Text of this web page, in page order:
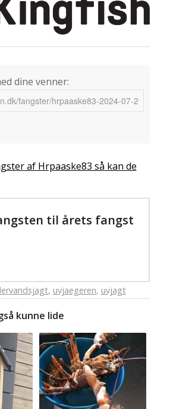
dine venner:
af Hrpaaske83 så kan de
til årets fangst
, uvjaegeren, uvjagt
kunne lide